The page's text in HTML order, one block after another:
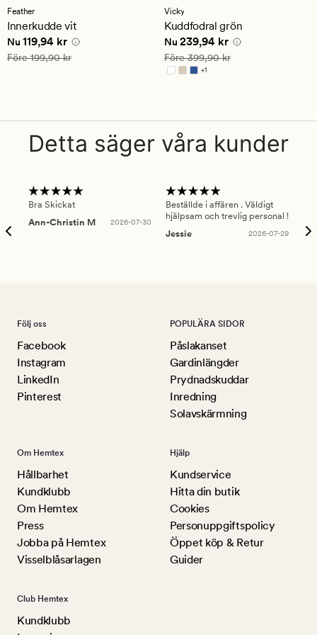
med
ett
genomsnittligt
betyg
på
4.5
Feather
Innerkudde vit
Nuvarande pris
Nu 119,94 kr
Ordinarie pris 199,90 kr
Före199,90 kr
med
ett
genomsnittligt
betyg
på
4.5
Vicky
Kuddfodral grön
Nuvarande pris
Nu 239,94 kr
Ordinarie pris 399,90 kr
Före399,90 kr
+1
Finns i fler färger
Detta säger våra kunder
Bra Skickat
Ann-Christin M
2026-07-30
Beställde i affären . Väldigt
hjälpsam och trevlig personal !
Jessie
2026-07-29
Följ oss
Facebook
Instagram
LinkedIn
Pinterest
POPULÄRA SIDOR
Påslakanset
Gardinlängder
Prydnadskuddar
Inredning
Solavskärmning
Om Hemtex
Hållbarhet
Kundklubb
Om Hemtex
Press
Jobba på Hemtex
Visselblåsarlagen
Hjälp
Kundservice
Hitta din butik
Cookies
Personuppgiftspolicy
Öppet köp & Retur
Guider
Club Hemtex
Kundklubb